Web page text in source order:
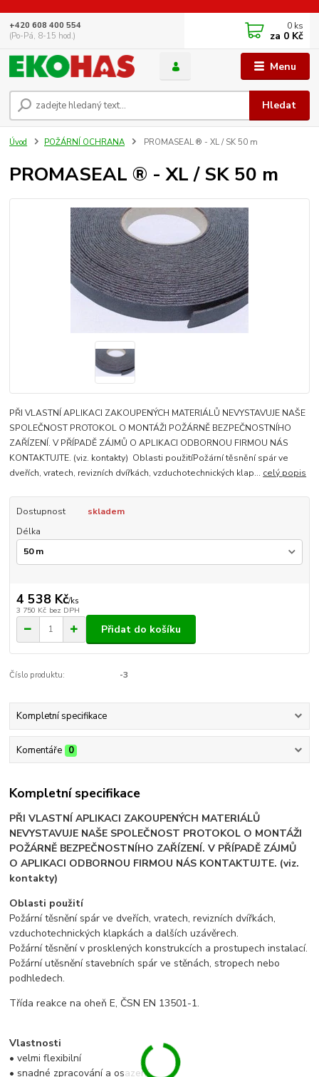
Menu
Hledat
+420 608 400 554
(Po-Pá, 8-15 hod.)
0 ks
za 0 Kč
Úvod POŽÁRNÍ OCHRANA PROMASEAL ® - XL / SK 50 m
PROMASEAL ® - XL / SK 50 m
PŘI VLASTNÍ APLIKACI ZAKOUPENÝCH MATERIÁLŮ NEVYSTAVUJE NAŠE
SPOLEČNOST PROTOKOL O MONTÁŽI POŽÁRNĚ BEZPEČNOSTNÍHO
ZAŘÍZENÍ. V PŘÍPADĚ ZÁJMŮ O APLIKACI ODBORNOU FIRMOU NÁS
KONTAKTUJTE. (viz. kontakty) Oblasti použitíPožární těsnění spár ve
dveřích, vratech, revizních dvířkách, vzduchotechnických klap... celý popis
Dostupnost
skladem
Délka
4 538 Kč/ks
3 750 Kč bez DPH
Přidat do košíku
Číslo produktu: -3
Kompletní specifikace
Komentáře 0
Kompletní specifikace
PŘI VLASTNÍ APLIKACI ZAKOUPENÝCH MATERIÁLŮ
NEVYSTAVUJE NAŠE SPOLEČNOST PROTOKOL O MONTÁŽI
POŽÁRNĚ BEZPEČNOSTNÍHO ZAŘÍZENÍ. V PŘÍPADĚ ZÁJMŮ
O APLIKACI ODBORNOU FIRMOU NÁS KONTAKTUJTE. (viz.
kontakty)
Oblasti použití
Požární těsnění spár ve dveřích, vratech, revizních dvířkách,
vzduchotechnických klapkách a dalších uzávěrech.
Požární těsnění v prosklených konstrukcích a prostupech instalací.
Požární utěsnění stavebních spár ve stěnách, stropech nebo
podhledech.
Třída reakce na oheň E, ČSN EN 13501-1.
Vlastnosti
• velmi flexibilní
• snadné zpracování a osazení